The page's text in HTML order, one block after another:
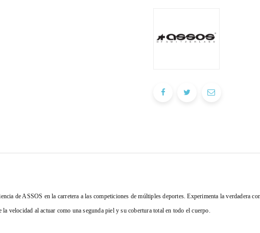
de ASSOS en la carretera a las competiciones de múltiples deportes. Experimenta la verdadera
velocidad al actuar como una segunda piel y su cobertura total en todo el cuerpo.